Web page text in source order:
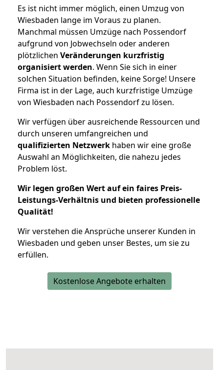
Es ist nicht immer möglich, einen Umzug von
Wiesbaden lange im Voraus zu planen.
Manchmal müssen Umzüge nach Possendorf
aufgrund von Jobwechseln oder anderen
plötzlichen Veränderungen kurzfristig
organisiert werden. Wenn Sie sich in einer
solchen Situation befinden, keine Sorge! Unsere
Firma ist in der Lage, auch kurzfristige Umzüge
von Wiesbaden nach Possendorf zu lösen.
Wir verfügen über ausreichende Ressourcen und
durch unseren umfangreichen und
qualifizierten Netzwerk haben wir eine große
Auswahl an Möglichkeiten, die nahezu jedes
Problem löst.
Wir legen großen Wert auf ein faires Preis-
Leistungs-Verhältnis und bieten professionelle
Qualität!
Wir verstehen die Ansprüche unserer Kunden in
Wiesbaden und geben unser Bestes, um sie zu
erfüllen.
Kostenlose Angebote erhalten